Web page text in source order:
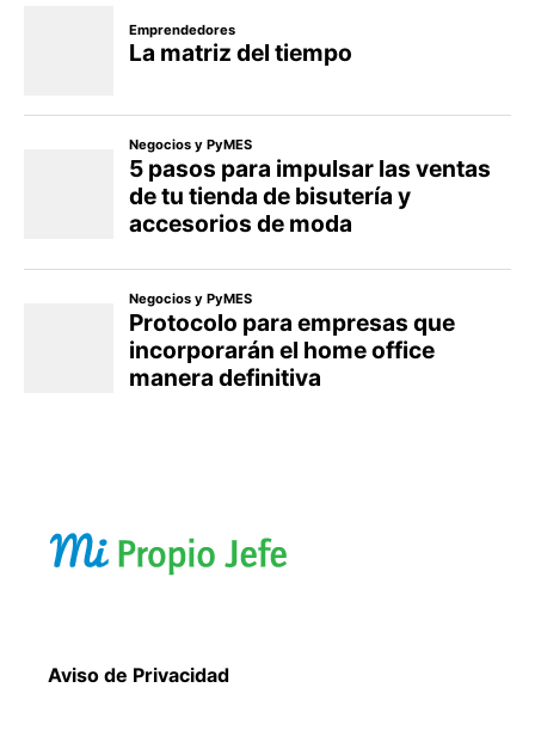
Aviso de Privacidad